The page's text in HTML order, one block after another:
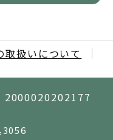
取扱いについて
2000020202177